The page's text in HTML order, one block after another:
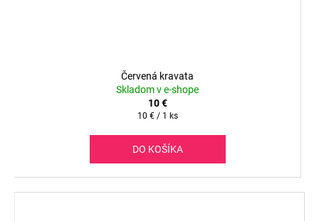
Červená kravata
Skladom v e-shope
10 €
Jednotková
10 € / 1 ks
DO KOŠÍKA